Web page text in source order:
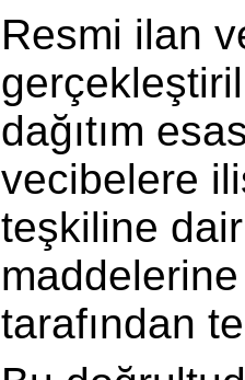
Resmi ilan
dağıtım
vecibelere
teşkiline
tarafından